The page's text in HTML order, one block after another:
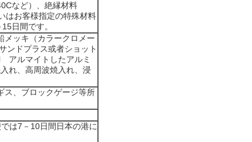
など）、絶縁材料
はお客様指定の特殊材料
日間です。
ッキ（カラークロメー
ンドプラス或者ショット
アルマイトしたアルミ
れ、高周波焼入れ、浸
ス、ブロックゲージ等所
は7－10日間日本の港に